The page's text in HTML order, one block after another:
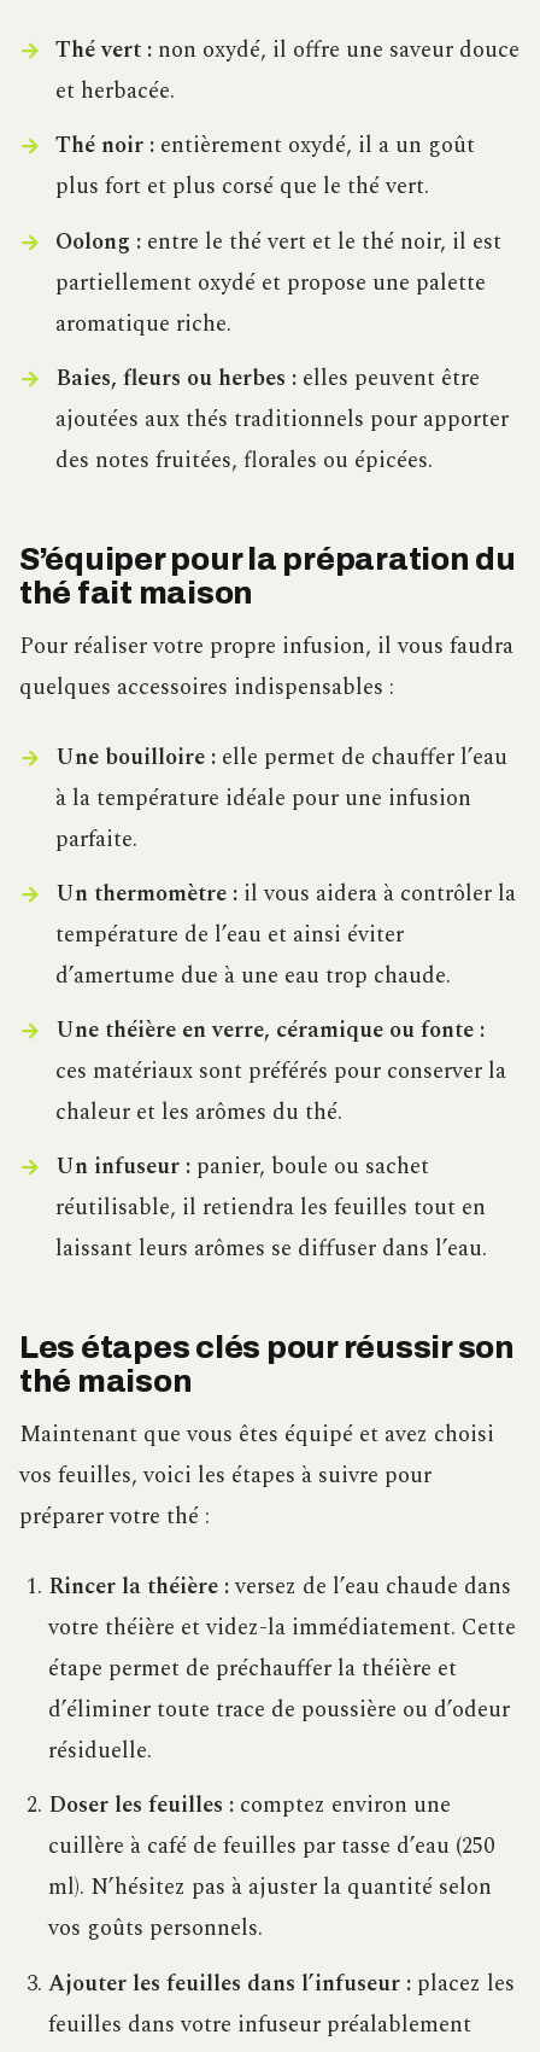
Thé vert :non oxydé, il offre une saveur douce
et herbacée.
Thé noir :entièrement oxydé, il a un goût
plus fort et plus corsé que le thé vert.
Oolong :entre le thé vert et le thé noir, il est
partiellement oxydé et propose une palette
aromatique riche.
Baies, fleurs ou herbes :elles peuvent être
ajoutées aux thés traditionnels pour apporter
des notes fruitées, florales ou épicées.
S’équiper pour la préparation du
thé fait maison
Pour réaliser votre propre infusion, il vous faudra
quelques accessoires indispensables :
Une bouilloire :elle permet de chauffer l’eau
à la température idéale pour une infusion
parfaite.
Un thermomètre :il vous aidera à contrôler la
température de l’eau et ainsi éviter
d’amertume due à une eau trop chaude.
Une théière en verre, céramique ou fonte :
ces matériaux sont préférés pour conserver la
chaleur et les arômes du thé.
Un infuseur :panier, boule ou sachet
réutilisable, il retiendra les feuilles tout en
laissant leurs arômes se diffuser dans l’eau.
Les étapes clés pour réussir son
thé maison
Maintenant que vous êtes équipé et avez choisi
vos feuilles, voici les étapes à suivre pour
préparer votre thé :
Rincer la théière :versez de l’eau chaude dans
votre théière et videz-la immédiatement. Cette
étape permet de préchauffer la théière et
d’éliminer toute trace de poussière ou d’odeur
résiduelle.
Doser les feuilles : comptez environ une
cuillère à café de feuilles par tasse d’eau (250
ml). N’hésitez pas à ajuster la quantité selon
vos goûts personnels.
Ajouter les feuilles dans l’infuseur : placez les
feuilles dans votre infuseur préalablement